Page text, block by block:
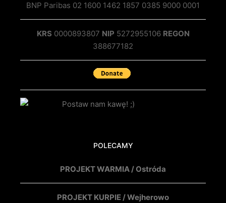
BNP Paribas 02 1600 1462 1857 0385 9000 0001
KRS 0000893807 NIP 5272955106 REGON
388677182
POLECAMY
PROJEKT WARMIA / Ostróda
PROJEKT KURPIE / Wejherowo